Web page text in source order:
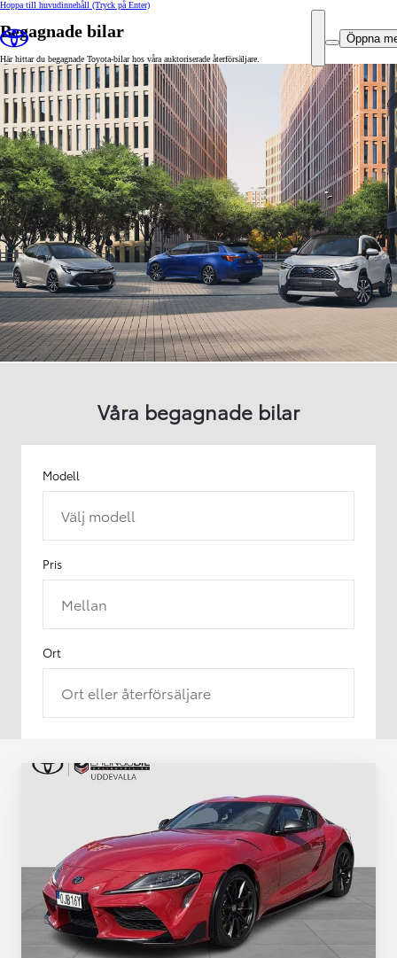
Hoppa till huvudinnehåll (Tryck på Enter)
Öppna
Begagnade bilar
Här hittar du begagnade Toyota-bilar hos våra auktoriserade återförsäljare.
Våra begagnade bilar
Modell
Välj modell
Pris
Mellan
Ort
Ort eller återförsäljare